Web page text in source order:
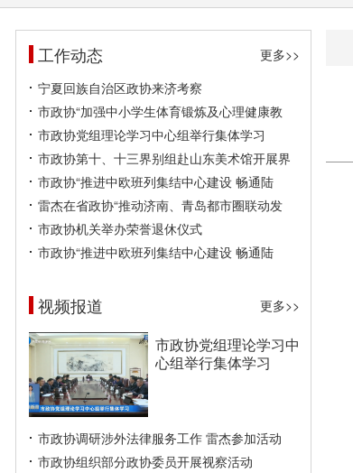
工作动态
更多>>
宁夏回族自治区政协来济考察
市政协“加强中小学生体育锻炼及心理健康教
市政协党组理论学习中心组举行集体学习
市政协第十、十三界别组赴山东美术馆开展界
市政协“推进中欧班列集结中心建设 畅通陆
雷杰在省政协“推动济南、青岛都市圈联动发
市政协机关举办荣誉退休仪式
市政协“推进中欧班列集结中心建设 畅通陆
视频报道 更多>>
市政协党组理论学习中
心组举行集体学习
市政协调研涉外法律服务工作 雷杰参加活动
市政协组织部分政协委员开展视察活动